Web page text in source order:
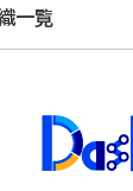
一覧
1 主要観光行